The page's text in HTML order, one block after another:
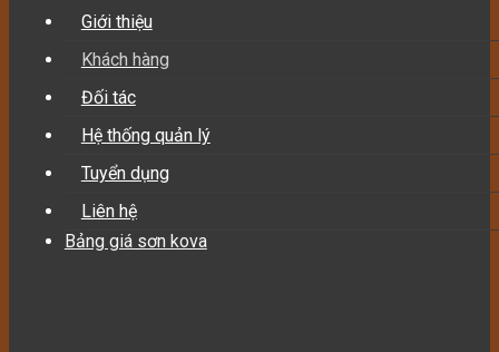
Giới thiệu
Khách hàng
Đối tác
Hệ thống quản lý
Tuyển dụng
Liên hệ
Bảng giá sơn kova